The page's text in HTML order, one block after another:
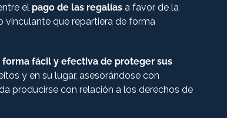
el pago de las regalías a favor de la
vinculante que repartiera de forma
fácil y efectiva de proteger sus
y en su lugar, asesorándose con
producirse con relación a los derechos de